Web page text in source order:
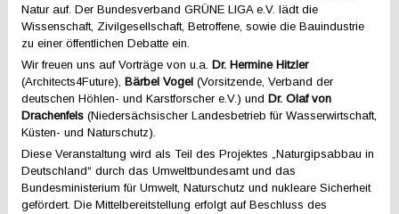
Natur auf. Der Bundesverband GRÜNE LIGA e.V. lädt die
Wissenschaft, Zivilgesellschaft, Betroffene, sowie die Bauindustrie
zu einer öffentlichen Debatte ein.
Wir freuen uns auf Vorträge von u.a. Dr. Hermine Hitzler
(Architects4Future), Bärbel Vogel (Vorsitzende, Verband der
deutschen Höhlen- und Karstforscher e.V.) und Dr. Olaf von
Drachenfels (Niedersächsischer Landesbetrieb für Wasserwirtschaft,
Küsten- und Naturschutz).
Diese Veranstaltung wird als Teil des Projektes „Naturgipsabbau in
Deutschland“ durch das Umweltbundesamt und das
Bundesministerium für Umwelt, Naturschutz und nukleare Sicherheit
gefördert. Die Mittelbereitstellung erfolgt auf Beschluss des